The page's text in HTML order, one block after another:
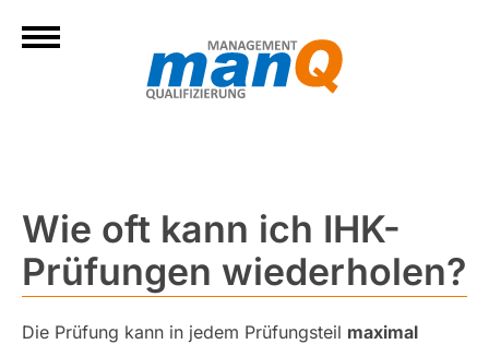
Wie oft kann ich IHK-
Prüfungen wiederholen?
Die Prüfung kann in jedem Prüfungsteil maximal